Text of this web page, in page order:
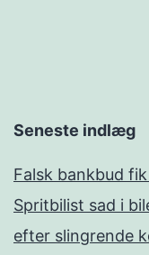
Seneste indlæg
Falsk bankbud
Spritbilist sad i
efter slingrende